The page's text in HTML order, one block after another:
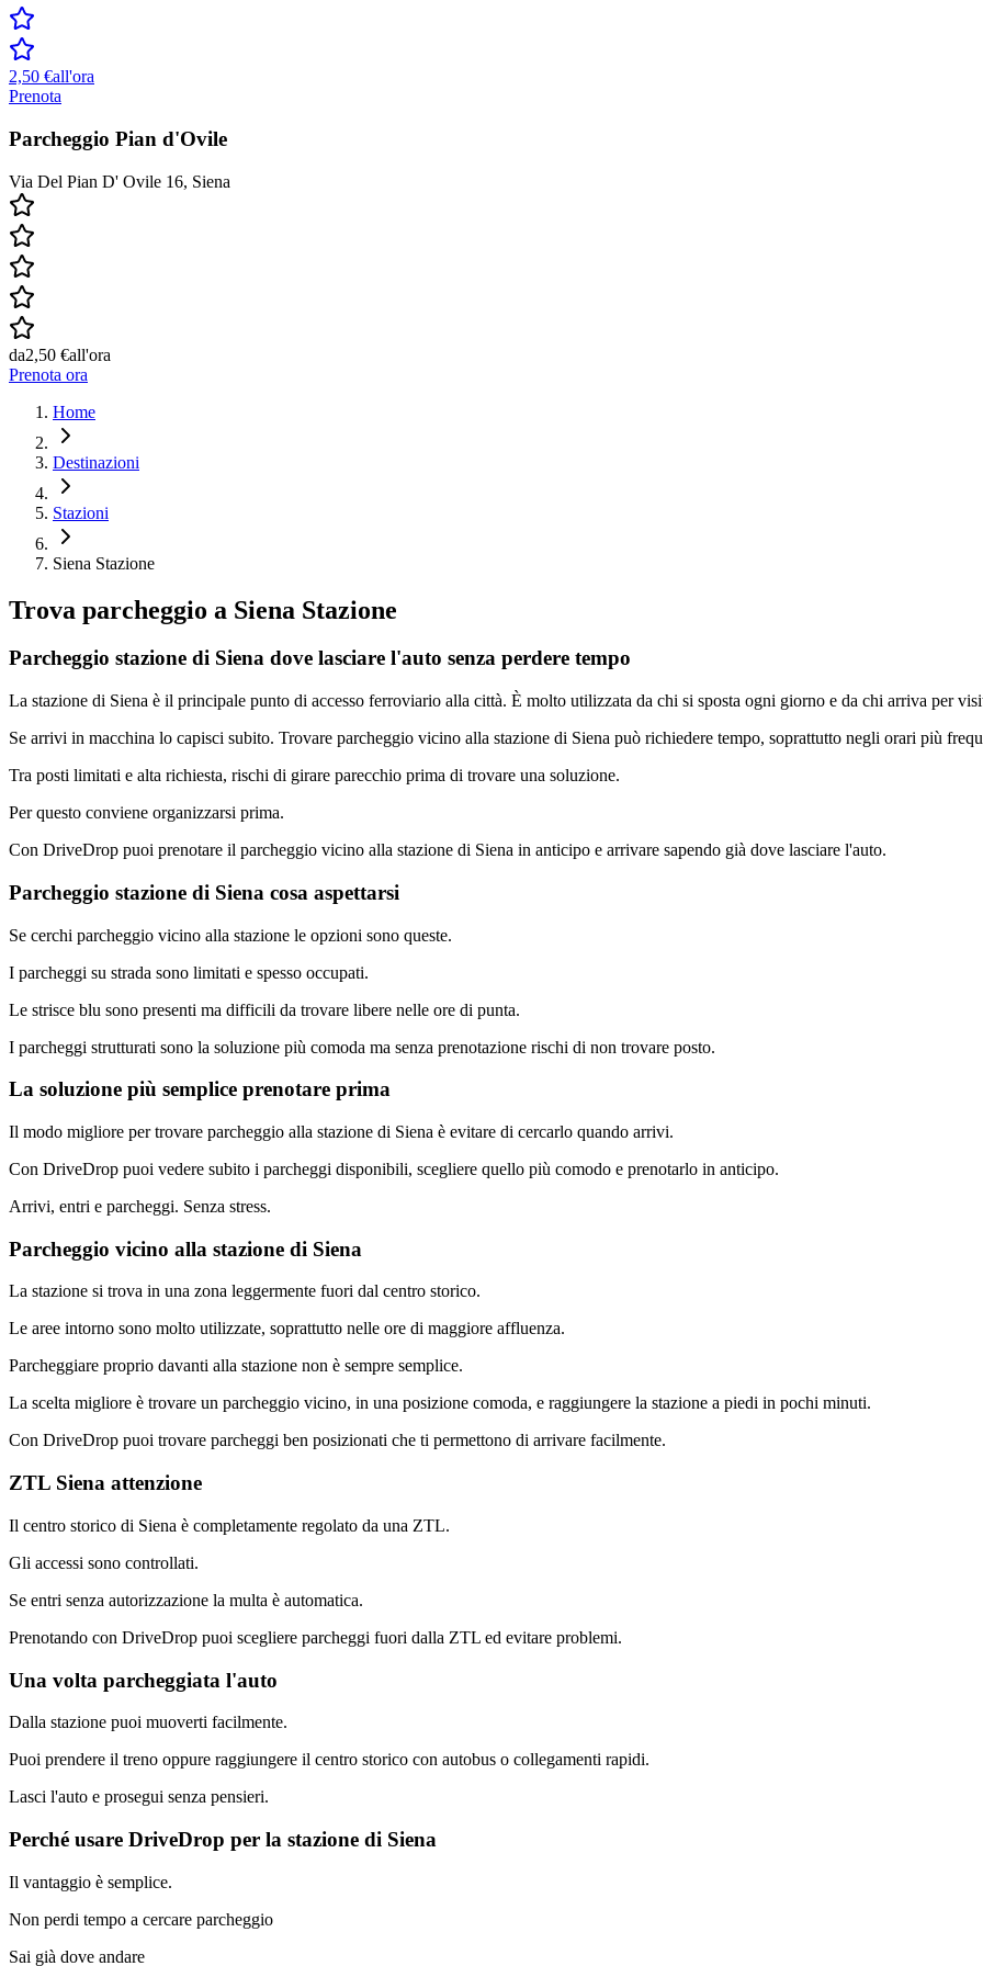
2,50 €all'ora
Prenota
Parcheggio Pian d'Ovile
Via Del Pian D' Ovile 16, Siena
da2,50 €all'ora
Prenota ora
Home
Destinazioni
Stazioni
Siena Stazione
Trova parcheggio a Siena Stazione
Parcheggio stazione di Siena dove lasciare l'auto senza perdere tempo
La stazione di Siena è il principale punto di accesso ferroviario alla città. È molto utilizzata da chi si sposta ogni giorno e da chi arriva per
Se arrivi in macchina lo capisci subito. Trovare parcheggio vicino alla stazione di Siena può richiedere tempo, soprattutto negli orari più
Tra posti limitati e alta richiesta, rischi di girare parecchio prima di trovare una soluzione.
Per questo conviene organizzarsi prima.
Con DriveDrop puoi prenotare il parcheggio vicino alla stazione di Siena in anticipo e arrivare sapendo già dove lasciare l'auto.
Parcheggio stazione di Siena cosa aspettarsi
Se cerchi parcheggio vicino alla stazione le opzioni sono queste.
I parcheggi su strada sono limitati e spesso occupati.
Le strisce blu sono presenti ma difficili da trovare libere nelle ore di punta.
I parcheggi strutturati sono la soluzione più comoda ma senza prenotazione rischi di non trovare posto.
La soluzione più semplice prenotare prima
Il modo migliore per trovare parcheggio alla stazione di Siena è evitare di cercarlo quando arrivi.
Con DriveDrop puoi vedere subito i parcheggi disponibili, scegliere quello più comodo e prenotarlo in anticipo.
Arrivi, entri e parcheggi. Senza stress.
Parcheggio vicino alla stazione di Siena
La stazione si trova in una zona leggermente fuori dal centro storico.
Le aree intorno sono molto utilizzate, soprattutto nelle ore di maggiore affluenza.
Parcheggiare proprio davanti alla stazione non è sempre semplice.
La scelta migliore è trovare un parcheggio vicino, in una posizione comoda, e raggiungere la stazione a piedi in pochi minuti.
Con DriveDrop puoi trovare parcheggi ben posizionati che ti permettono di arrivare facilmente.
ZTL Siena attenzione
Il centro storico di Siena è completamente regolato da una ZTL.
Gli accessi sono controllati.
Se entri senza autorizzazione la multa è automatica.
Prenotando con DriveDrop puoi scegliere parcheggi fuori dalla ZTL ed evitare problemi.
Una volta parcheggiata l'auto
Dalla stazione puoi muoverti facilmente.
Puoi prendere il treno oppure raggiungere il centro storico con autobus o collegamenti rapidi.
Lasci l'auto e prosegui senza pensieri.
Perché usare DriveDrop per la stazione di Siena
Il vantaggio è semplice.
Non perdi tempo a cercare parcheggio
Sai già dove andare